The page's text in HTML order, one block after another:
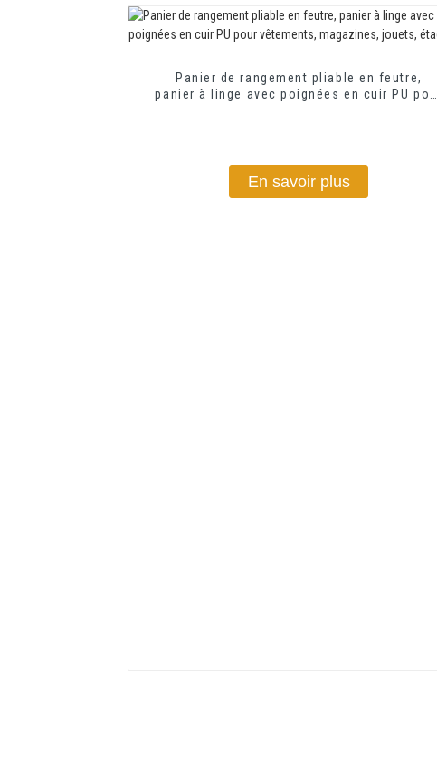
Panier de rangement pliable en feutre,
panier à linge avec poignées en cuir PU pour
En savoir plus